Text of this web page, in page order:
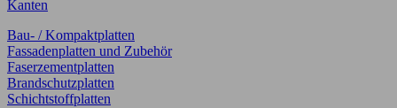
Kanten
Bau- / Kompaktplatten
Fassadenplatten und Zubehör
Faserzementplatten
Brandschutzplatten
Schichtstoffplatten